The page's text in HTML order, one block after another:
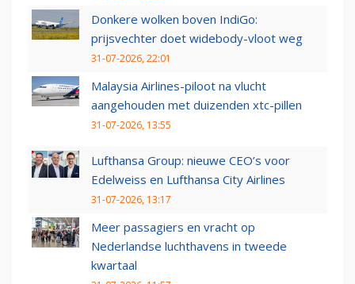
Donkere wolken boven IndiGo:
prijsvechter doet widebody-vloot weg
31-07-2026, 22:01
Malaysia Airlines-piloot na vlucht
aangehouden met duizenden xtc-pillen
31-07-2026, 13:55
Lufthansa Group: nieuwe CEO’s voor
Edelweiss en Lufthansa City Airlines
31-07-2026, 13:17
Meer passagiers en vracht op
Nederlandse luchthavens in tweede
kwartaal